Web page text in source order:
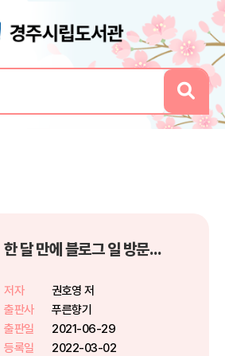
한 달 만에 블로그 일 방문자 수 1,000명 만들기
저자
권호영 저
출판사
푸른향기
출판일
2021-06-29
등록일
2022-03-02